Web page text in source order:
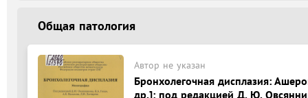
Общая патология
Автор не указан
Бронхолегочная дисплазия:
др.]: под редакцией Д. Ю.